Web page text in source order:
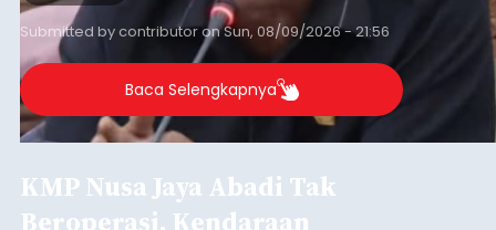
Submitted bycontributoronSun, 08/09/2026 - 21:56
Baca Selengkapnya
KMP Nusa Jaya Abadi Tak
Beroperasi, Kendaraan